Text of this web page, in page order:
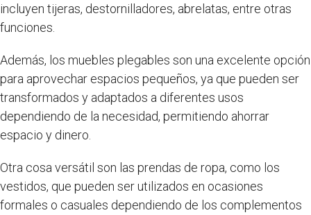
incluyen tijeras, destornilladores, abrelatas, entre otras
funciones.
Además, los muebles plegables son una excelente opción
para aprovechar espacios pequeños, ya que pueden ser
transformados y adaptados a diferentes usos
dependiendo de la necesidad, permitiendo ahorrar
espacio y dinero.
Otra cosa versátil son las prendas de ropa, como los
vestidos, que pueden ser utilizados en ocasiones
formales o casuales dependiendo de los complementos